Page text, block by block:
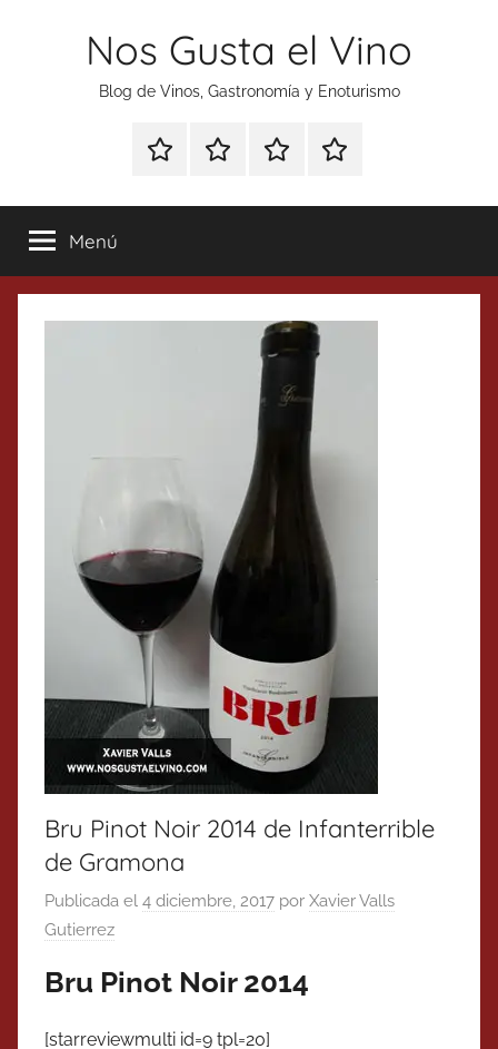
Nos Gusta el Vino
Blog de Vinos, Gastronomía y Enoturismo
Especial
Tonics
Enoturismo
Gastronomía
RankingContacto
Menú
Bru Pinot Noir 2014 de Infanterrible
de Gramona
Publicada el 4 diciembre, 2017 por Xavier Valls
Gutierrez
Bru Pinot Noir 2014
[starreviewmulti id=9 tpl=20]